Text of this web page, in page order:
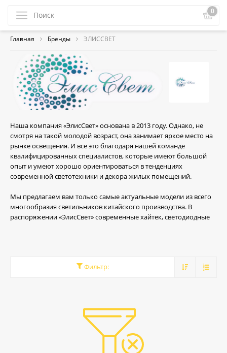
0
Главная Бренды ЭЛИССВЕТ
Наша компания «ЭлисСвет» основана в 2013 году. Однако, не
смотря на такой молодой возраст, она занимает яркое место на
рынке освещения. И все это благодаря нашей команде
квалифицированных специалистов, которые имеют большой
опыт и умеют хорошо ориентироваться в тенденциях
современной светотехники и декора жилых помещений.
Мы предлагаем вам только самые актуальные модели из всего
многообразия светильников китайского производства. В
распоряжении «ЭлисСвет» современные хайтек, светодиодные
и весьма приятные скидочные проценты, устанавливаемые
Присоединяйтесь к нашей молодой и развивающейся команде!
И вы приобретете не только хорошего партнера для
взаимовыгодного процветания бизнеса, но и хороших и верных
спутников в светотехническом пространстве!
Фильтр: